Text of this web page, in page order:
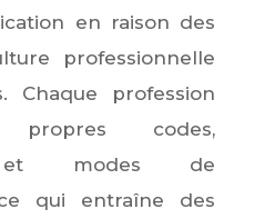
en raison des
professionnelle
Chaque profession
codes,
et modes de
qui entraîne des